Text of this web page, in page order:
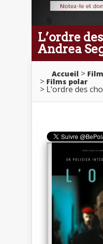
L’ordre
Andrea
Accueil
Films polar
L’ordre des